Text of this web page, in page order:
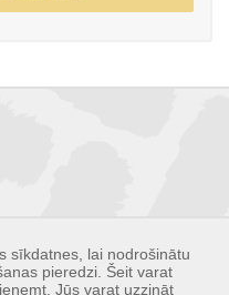
sīkdatnes, lai nodrošinātu
pieredzi. Šeit varat
Jūs varat uzzināt